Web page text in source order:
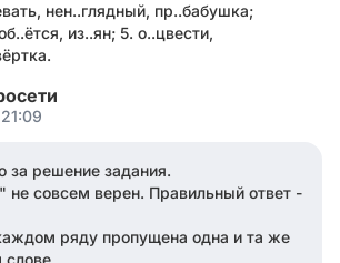
нен..глядный, пр..бабушка;
из..ян; 5. о..цвести,
за решение задания.
не совсем верен. Правильный ответ -
ряду пропущена одна и та же